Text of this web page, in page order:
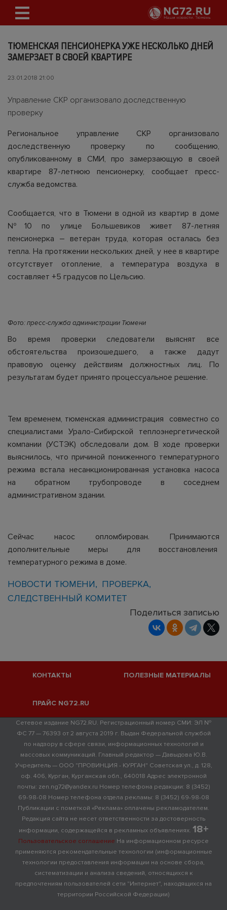
ТЮМЕНСКАЯ ПЕНСИОНЕРКА УЖЕ НЕСКОЛЬКО ДНЕЙ
ЗАМЕРЗАЕТ В СВОЕЙ КВАРТИРЕ
23.01.2018 21:00
Управление СКР организовало доследственную
проверку
Региональное управление СКР организовало
доследственную проверку по сообщению,
опубликованному в СМИ, про замерзающую в своей
квартире 87-летнюю пенсионерку, сообщает пресс-
служба ведомства.
Сообщается, что в Тюмени в одной из квартир в доме
№10 по улице Большевиков живет 87-летняя
пенсионерка – ветеран труда, которая осталась без
тепла. На протяжении нескольких дней, у нее в квартире
отсутствует отопление, а температура воздуха в
составляет +5 градусов по Цельсию.
Фото: пресс-служба администрации Тюмени
Во время проверки следователи выяснят все
обстоятельства произошедшего, а также дадут
правовую оценку действиям должностных лиц. По
результатам будет принято процессуальное решение.
Тем временем, тюменская администрация совместно со
специалистами Урало-Сибирской теплоэнергетической
компании (УСТЭК) обследовали дом. В ходе проверки
выяснилось, что причиной пониженного температурного
режима встала несанкционированная установка насоса
на обратном трубопроводе в соседнем
административном здании.
Сейчас насос опломбирован. Принимаются
дополнительные меры для восстановления
температурного режима в доме.
НОВОСТИ ТЮМЕНИ
ПРОВЕРКА
СЛЕДСТВЕННЫЙ КОМИТЕТ
Поделиться записью
КОНТАКТЫ ПОЛЕЗНЫЕ МАТЕРИАЛЫ
ПРАЙС NG72.RU
Сетевое издание NG72.RU. Регистрационный номер СМИ: ЭЛ №
ФС 77 — 76393 от 2 августа 2019 г. Выдан Федеральной службой
по надзору в сфере связи, информационных технологий и
массовых коммуникаций. Главный редактор — Давыдова Ю.В.
Учредитель — ООО "ПРОВИНЦИЯ - КУРГАН" Советская ул., д. 128,
оф. 406, Курган, Курганская обл., 640018 Адрес электронной
почты: zen.ng72@yandex.ru Номер телефона редакции: 8 (3452)
69-98-08 Номер телефона отдела рекламы: 8 (3452) 69-98-08
Публикации с пометкой «Реклама» оплачены рекламодателем.
Редакция сайта не несет ответственности за достоверность
информации, содержащейся в рекламных объявлениях. 18+
Пользовательское соглашение На информационном ресурсе
применяются рекомендательные технологии (информационные
технологии предоставления информации на основе сбора,
систематизации и анализа сведений, относящихся к
предпочтениям пользователей сети "Интернет", находящихся на
территории Российской Федерации)